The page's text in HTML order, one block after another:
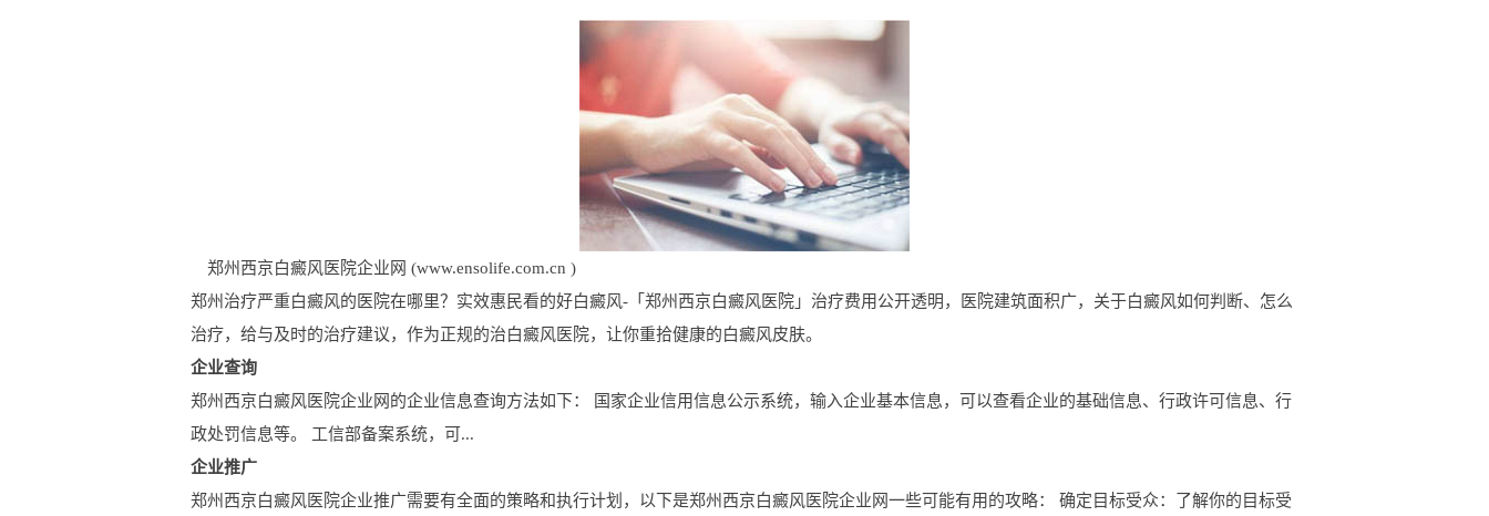
郑州西京白癜风医院企业网 (www.ensolife.com.cn )
郑州治疗严重白癜风的医院在哪里？实效惠民看的好白癜风-「郑州西京白癜风医院」治疗费用公开透明，医院建筑面积广，关于白癜风如何判断、怎么
治疗，给与及时的治疗建议，作为正规的治白癜风医院，让你重拾健康的白癜风皮肤。
企业查询
郑州西京白癜风医院企业网的企业信息查询方法如下： 国家企业信用信息公示系统，输入企业基本信息，可以查看企业的基础信息、行政许可信息、行
政处罚信息等。 工信部备案系统，可...
企业推广
郑州西京白癜风医院企业推广需要有全面的策略和执行计划，以下是郑州西京白癜风医院企业网一些可能有用的攻略： 确定目标受众：了解你的目标受